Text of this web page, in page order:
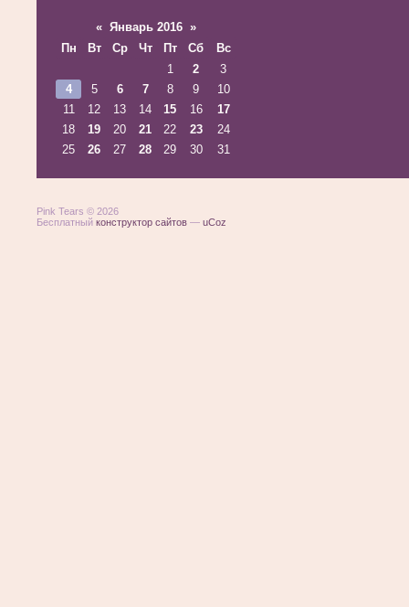
« Январь 2016 »
Пн
Вт Ср Чт Пт Сб
Вс
1
2
3
4
5 6 7 8 9
10
11
12 13 14 15 16
17
18
19 20 21 22 23
24
25
26 27 28 29 30 31
Pink Tears © 2026
Бесплатный конструктор сайтов — uCoz